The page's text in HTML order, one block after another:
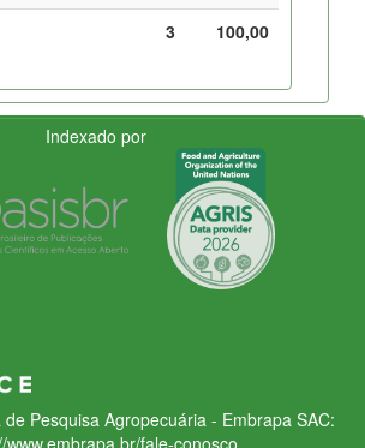
3
100,00
Indexado por
Pesquisa Agropecuária - Embrapa SAC:
www.embrapa.br/fale-conosco